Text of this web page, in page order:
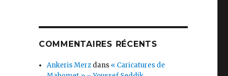
COMMENTAIRES RÉCENTS
Ankeris Merz dans « Caricatures de